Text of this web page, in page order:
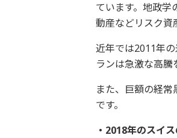
ています。地政学
動産などリスク資
近年では2011年
ランは急激な高騰
また、巨額の経
です。
・2018年のスイ